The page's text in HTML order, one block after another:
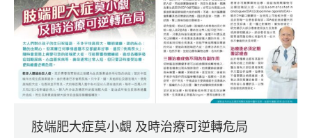
肢端肥大症莫小覷 及時治療可逆轉危局